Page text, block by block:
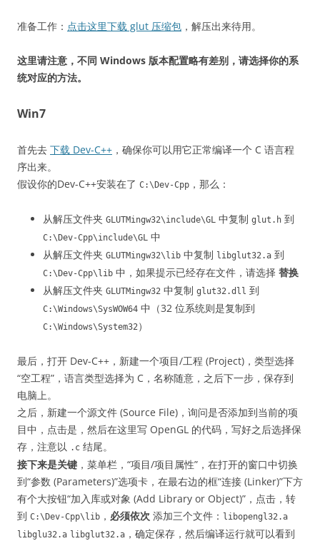
准备工作： 点击这里下载 glut 压缩包 ，解压出来待用。
这里请注意，不同 Windows 版本配置略有差别，请选择你的系
统对应的方法。
Win7
首先去 下载 Dev-C++ ，确保你可以用它正常编译一个 C 语言程
序出来。
假设你的Dev-C++安装在了 C:\Dev-Cpp ，那么：
从解压文件夹 GLUTMingw32\include\GL 中复制 glut.h 到
C:\Dev-Cpp\include\GL 中
从解压文件夹 GLUTMingw32\lib 中复制 libglut32.a 到
C:\Dev-Cpp\lib 中，如果提示已经存在文件，请选择 替换
从解压文件夹 GLUTMingw32 中复制 glut32.dll 到
C:\Windows\SysWOW64 中（32 位系统则是复制到
C:\Windows\System32）
最后，打开 Dev-C++，新建一个项目/工程 (Project)，类型选择
“空工程”，语言类型选择为 C，名称随意，之后下一步，保存到
电脑上。
之后，新建一个源文件 (Source File)，询问是否添加到当前的项
目中，点击是，然后在这里写 OpenGL 的代码，写好之后选择保
存，注意以 .c 结尾。
接下来是关键 ，菜单栏，“项目/项目属性”，在打开的窗口中切换
到“参数 (Parameters)”选项卡，在最右边的框“连接 (Linker)”下方
有个大按钮“加入库或对象 (Add Library or Object)”，点击，转
到 C:\Dev-Cpp\lib ， 必须依次 添加三个文件： libopengl32.a
libglu32.a libglut32.a ，确定保存，然后编译运行就可以看到